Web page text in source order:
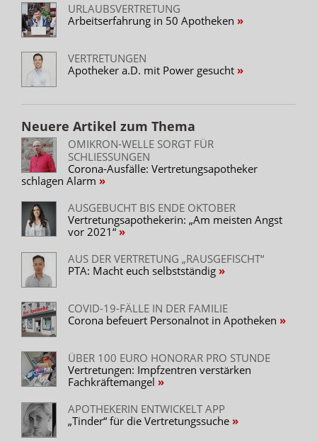
URLAUBSVERTRETUNG
Arbeitserfahrung in 50 Apotheken
VERTRETUNGEN
Apotheker a.D. mit Power gesucht
Neuere Artikel zum Thema
OMIKRON-WELLE SORGT FÜR
SCHLIESSUNGEN
Corona-Ausfälle: Vertretungsapotheker
schlagen Alarm
AUSGEBUCHT BIS ENDE OKTOBER
Vertretungsapothekerin: „Am meisten Angst
vor 2021“
AUS DER VERTRETUNG „RAUSGEFISCHT“
PTA: Macht euch selbstständig
COVID-19-FÄLLE IN DER FAMILIE
Corona befeuert Personalnot in Apotheken
ÜBER 100 EURO HONORAR PRO STUNDE
Vertretungen: Impfzentren verstärken
Fachkräftemangel
APOTHEKERIN ENTWICKELT APP
„Tinder“ für die Vertretungssuche